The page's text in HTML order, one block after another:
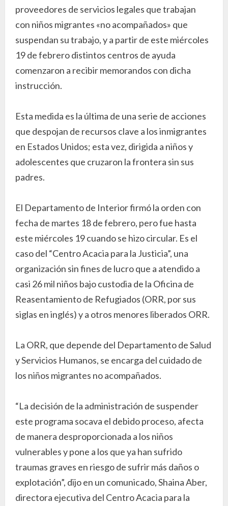
proveedores de servicios legales que trabajan
con niños migrantes «no acompañados» que
suspendan su trabajo, y a partir de este miércoles
19 de febrero distintos centros de ayuda
comenzaron a recibir memorandos con dicha
instrucción.
Esta medida es la última de una serie de acciones
que despojan de recursos clave a los inmigrantes
en Estados Unidos; esta vez, dirigida a niños y
adolescentes que cruzaron la frontera sin sus
padres.
El Departamento de Interior firmó la orden con
fecha de martes 18 de febrero, pero fue hasta
este miércoles 19 cuando se hizo circular. Es el
caso del “Centro Acacia para la Justicia”, una
organización sin fines de lucro que a atendido a
casi 26 mil niños bajo custodia de la Oficina de
Reasentamiento de Refugiados (ORR, por sus
siglas en inglés) y a otros menores liberados ORR.
La ORR, que depende del Departamento de Salud
y Servicios Humanos, se encarga del cuidado de
los niños migrantes no acompañados.
“La decisión de la administración de suspender
este programa socava el debido proceso, afecta
de manera desproporcionada a los niños
vulnerables y pone a los que ya han sufrido
traumas graves en riesgo de sufrir más daños o
explotación”, dijo en un comunicado, Shaina Aber,
directora ejecutiva del Centro Acacia para la